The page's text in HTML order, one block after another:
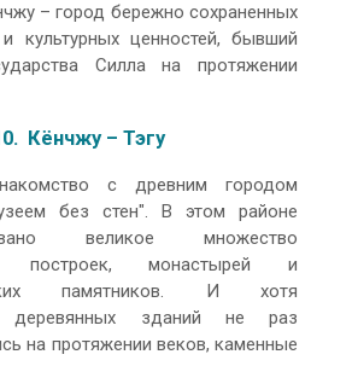
– город бережно сохраненных
и культурных ценностей, бывший
Силла на протяжении
Кёнчжу – Тэгу
с древним городом
без стен". В этом районе
великое множество
построек, монастырей и
памятников. И хотя
деревянных зданий не раз
на протяжении веков, каменные